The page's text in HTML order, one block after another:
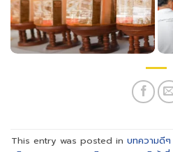
This entry was posted in บทความดีๆ